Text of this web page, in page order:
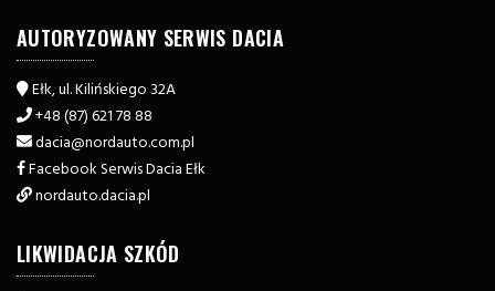
AUTORYZOWANY SERWIS DACIA
Ełk, ul. Kilińskiego 32A
+48 (87) 621 78 88
dacia@nordauto.com.pl
Facebook Serwis Dacia Ełk
nordauto.dacia.pl
LIKWIDACJA SZKÓD